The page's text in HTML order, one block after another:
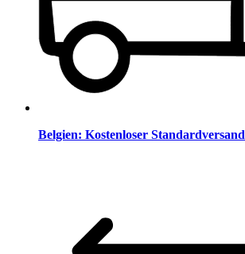
Belgien: Kostenloser Standardversand